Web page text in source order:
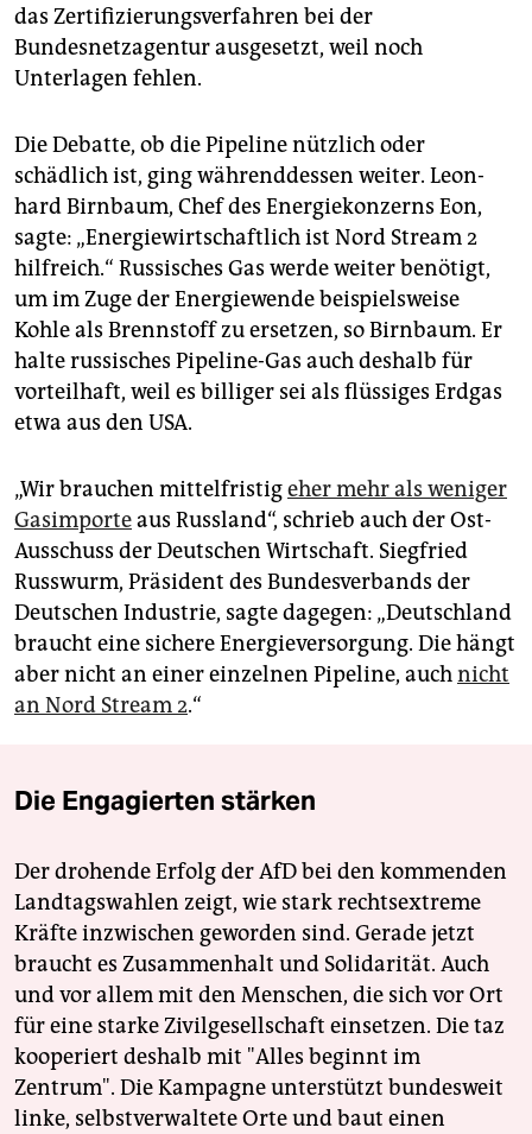
das Zertifizierungsverfahren bei der
Bundesnetzagentur ausgesetzt, weil noch
Unterlagen fehlen.
Die Debatte, ob die Pipeline nützlich oder
schädlich ist, ging währenddessen weiter. Leon­
hard Birnbaum, Chef des Energiekonzerns Eon,
sagte: „Energiewirtschaftlich ist Nord Stream 2
hilfreich.“ Russisches Gas werde weiter benötigt,
um im Zuge der Energiewende beispielsweise
Kohle als Brennstoff zu ersetzen, so Birnbaum. Er
halte russisches Pipeline-Gas auch deshalb für
vorteilhaft, weil es billiger sei als flüssiges Erdgas
etwa aus den USA.
„Wir brauchen mittelfristigeher mehr als weniger
Gasimporteaus Russland“, schrieb auch der Ost-
Ausschuss der Deutschen Wirtschaft. Siegfried
Russwurm, Präsident des Bundesverbands der
Deutschen Industrie, sagte dagegen: „Deutschland
braucht eine sichere Energieversorgung. Die hängt
aber nicht an einer einzelnen Pipeline, auchnicht
an Nord Stream 2.“
Die Engagierten stärken
Der drohende Erfolg der AfD bei den kommenden
Landtagswahlen zeigt, wie stark rechtsextreme
Kräfte inzwischen geworden sind. Gerade jetzt
braucht es Zusammenhalt und Solidarität. Auch
und vor allem mit den Menschen, die sich vor Ort
für eine starke Zivilgesellschaft einsetzen. Die taz
kooperiert deshalb mit "Alles beginnt im
Zentrum". Die Kampagne unterstützt bundesweit
linke, selbstverwaltete Orte und baut einen